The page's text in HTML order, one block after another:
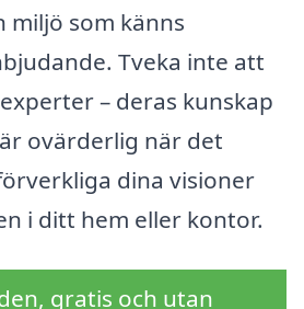
miljö som känns
Tveka inte att
– deras kunskap
ovärderlig när det
dina visioner
i ditt hem eller kontor.
gratis och utan